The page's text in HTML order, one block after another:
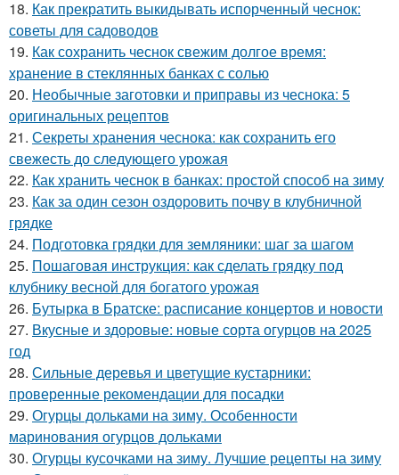
18. Как прекратить выкидывать испорченный чеснок:
советы для садоводов
19. Как сохранить чеснок свежим долгое время:
хранение в стеклянных банках с солью
20. Необычные заготовки и приправы из чеснока: 5
оригинальных рецептов
21. Секреты хранения чеснока: как сохранить его
свежесть до следующего урожая
22. Как хранить чеснок в банках: простой способ на зиму
23. Как за один сезон оздоровить почву в клубничной
грядке
24. Подготовка грядки для земляники: шаг за шагом
25. Пошаговая инструкция: как сделать грядку под
клубнику весной для богатого урожая
26. Бутырка в Братске: расписание концертов и новости
27. Вкусные и здоровые: новые сорта огурцов на 2025
год
28. Сильные деревья и цветущие кустарники:
проверенные рекомендации для посадки
29. Огурцы дольками на зиму. Особенности
маринования огурцов дольками
30. Огурцы кусочками на зиму. Лучшие рецепты на зиму